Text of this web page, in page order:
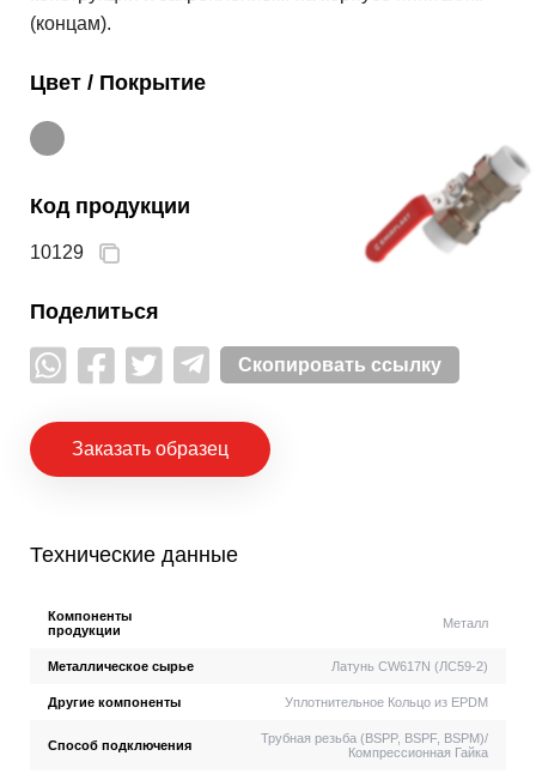
(концам).
Цвет / Покрытие
Код продукции
10129
Поделиться
Скопировать ссылку
Заказать образец
Технические данные
Компоненты
продукции
Металл
Металлическое сырье Латунь CW617N (ЛС59-2)
Другие компоненты Уплотнительное Кольцо из EPDM
Способ подключения
Трубная резьба (BSPP, BSPF, BSPM)/
Компрессионная Гайка